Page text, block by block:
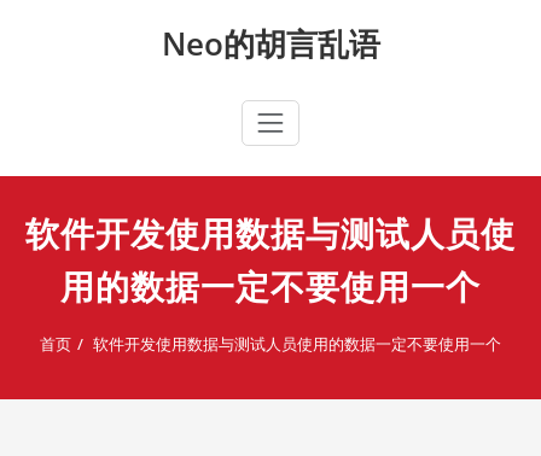
Neo的胡言乱语
软件开发使用数据与测试人员使
用的数据一定不要使用一个
首页 软件开发使用数据与测试人员使用的数据一定不要使用一个